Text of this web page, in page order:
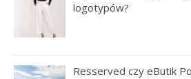
logotypów?
Resserved czy eButik